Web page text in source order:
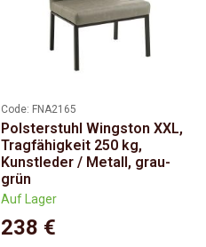
Code: FNA2165
Polsterstuhl Wingston XXL,
Tragfähigkeit 250 kg,
Kunstleder / Metall, grau-
grün
Auf Lager
238 €